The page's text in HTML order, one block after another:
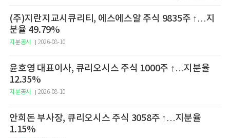
(주)지란지교시큐리티, 에스에스알 주식 9835주 ↑…지
분율 49.79%
지분공시 2026-08-10
윤호영 대표이사, 큐리오시스 주식 1000주 ↑…지분율
12.35%
지분공시 2026-08-10
안희돈 부사장, 큐리오시스 주식 3058주 ↑…지분율
1.15%